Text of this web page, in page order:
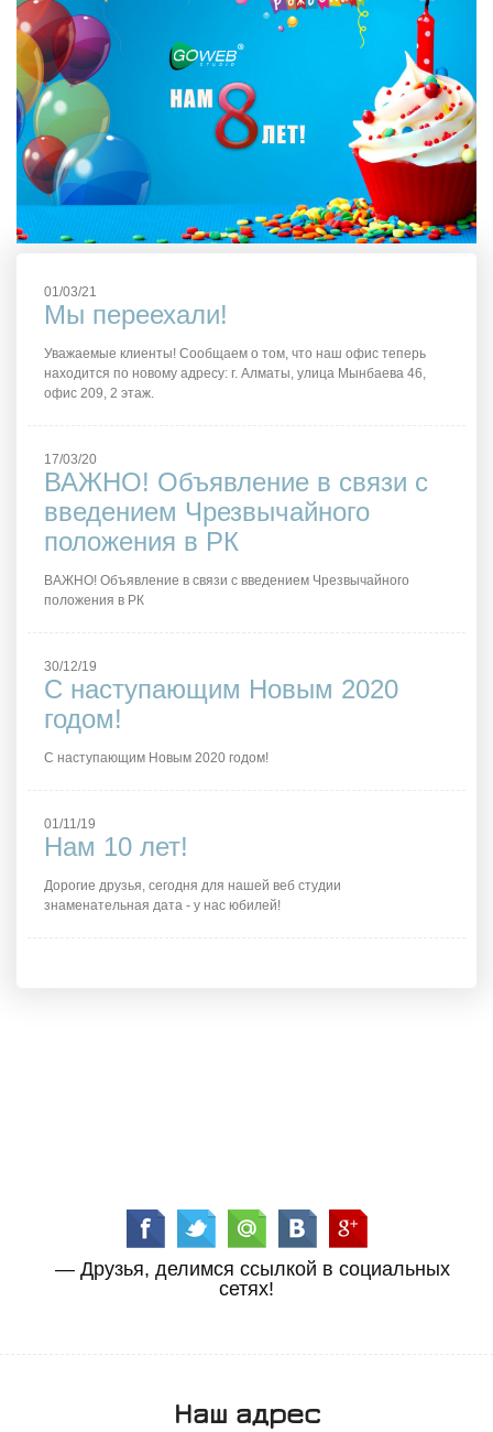
01/03/21
Мы переехали!
Уважаемые клиенты! Сообщаем о том, что наш офис теперь
находится по новому адресу: г. Алматы, улица Мынбаева 46,
офис 209, 2 этаж.
17/03/20
ВАЖНО! Объявление в связи с
введением Чрезвычайного
положения в РК
ВАЖНО! Объявление в связи с введением Чрезвычайного
положения в РК
30/12/19
C наступающим Новым 2020
годом!
C наступающим Новым 2020 годом!
01/11/19
Нам 10 лет!
Дорогие друзья, сегодня для нашей веб студии
знаменательная дата - у нас юбилей!
— Друзья, делимся ссылкой в социальных
сетях!
Наш адрес